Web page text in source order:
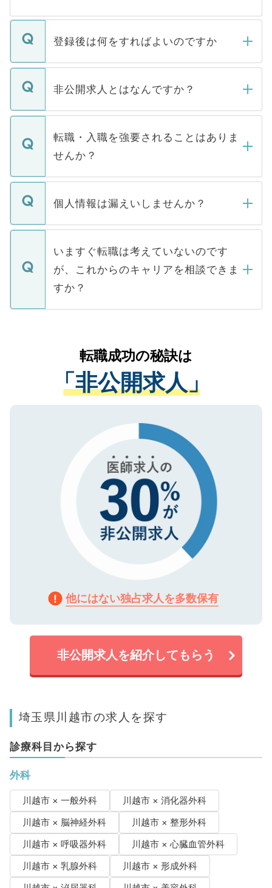
登録後は何をすればよいのですか
ご登録いただきましたら、弊社担当者がご
登録内容を確認し、その後メールもしくは
ます。通常、5営業日以内にはご連絡をせて
いただきますので、しばらくお待ちくださ
非公開求人とはなんですか？
マイナビDOCTORで取り扱っている求人の
うち約3割は、Webサイトからご覧いただ
けない「非公開求人」です。非公開求人は
下記の理由によって、一般には公開してい
ません。
■応募殺到を避けるため 人気のある医療機
関を公にしてしまうと、応募が殺到する場
に、医療機関が求める条件に合った人材の
みを人材紹介会社に依頼するケースが増え
ています。
転職・入職を強要されることはありま
せんか？
転職・入職を強要することは一切ありませ
ん。また、仮に応募先から内定をいただい
定を承諾する必要はありません。内定先へ
の辞退の連絡はキャリアパートナーが行い
個人情報は漏えいしませんか？
個人情報が漏えいすることはありませんの
で、ご安心ください。当サイトからの登録
などで収集したご登録者様の個人情報は、
ご本人のキャリアアップおよび転職活動の
支援を目的に使用いたします。お預かりし
ているすべての個人データはご本人の許可
は、個人情報の取り扱いについての厳密な
管理基準を満たした事業者のみに付与され
る、プライバシーマークを取得済みです。
で、機密保持に関してもご安心ください。
いますぐ転職は考えていないのです
が、これからのキャリアを相談できま
すか？
かがいして、現在の医療機関の状況や紹介
経験をまじえながら、適切なアドバイスを
させていただきます。すぐにご転職をされ
ない方には、長期的なサポートが可能です
ので、まずはご登録ください。
転職成功の秘訣は
「非公開求人」
他にはない独占求人を多数保有
非公開求人を紹介してもらう
埼玉県川越市の求人を探す
診療科目から探す
外科
川越市 × 一般外科
川越市 × 消化器外科
川越市 × 脳神経外科
川越市 × 整形外科
川越市 × 呼吸器外科
川越市 × 心臓血管外科
川越市 × 乳腺外科
川越市 × 形成外科